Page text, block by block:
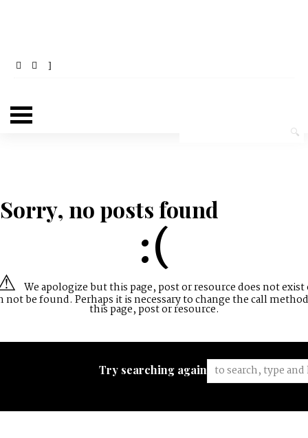
Sorry, no posts found
:(
We apologize but this page, post or resource does not exist
not be found. Perhaps it is necessary to change the call
this page, post or resource.
Try searching again: